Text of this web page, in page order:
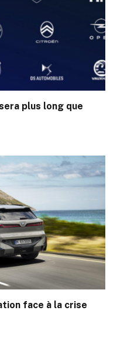
plus long que
face à la crise